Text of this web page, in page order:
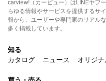
carview!（カービュー）はLINEヤフ
らゆる情報やサービスを提供するサ
報から、ユーザーや専門家のリアル
多く掲載しています。
知る
カタログ
ニュース オリジ